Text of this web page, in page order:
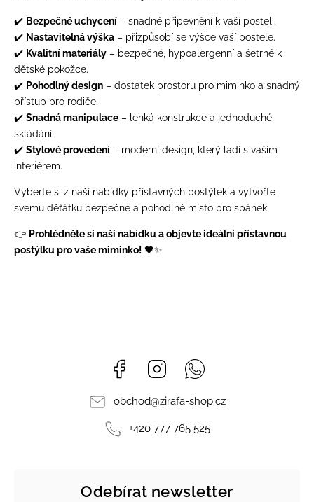
✔️ Bezpečné uchycení – snadné připevnění k vaší posteli.
✔️ Nastavitelná výška – přizpůsobí se výšce vaší postele.
✔️ Kvalitní materiály – bezpečné, hypoalergenní a šetrné k
dětské pokožce.
✔️ Pohodlný design – dostatek prostoru pro miminko a snadný
přístup pro rodiče.
✔️ Snadná manipulace – lehká konstrukce a jednoduché
skládání.
✔️ Stylové provedení – moderní design, který ladí s vaším
interiérem.
Vyberte si z naší nabídky přístavných postýlek a vytvořte
svému děťátku bezpečné a pohodlné místo pro spánek.
👉 Prohlédněte si naši nabídku a objevte ideální přístavnou
postýlku pro vaše miminko! 🖤✨
Facebook Instagram
obchod@zirafa-shop.cz
+420 777 765 525
Odebírat newsletter